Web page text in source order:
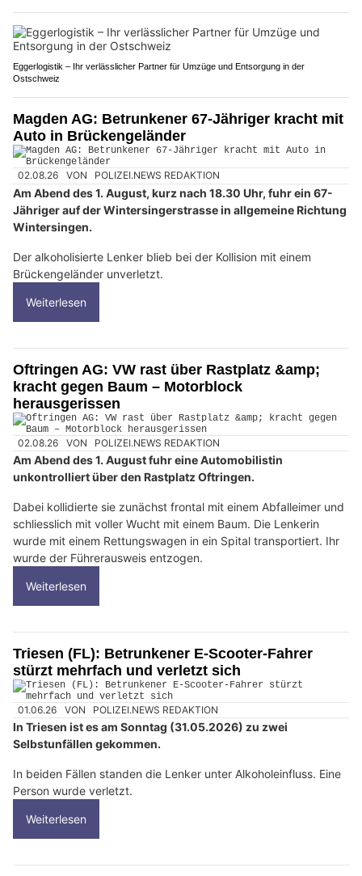
Eggerlogistik – Ihr verlässlicher Partner für Umzüge und Entsorgung in der
Ostschweiz
Magden AG: Betrunkener 67-Jähriger kracht mit
Auto in Brückengeländer
02.08.26 VON POLIZEI.NEWS REDAKTION
Am Abend des 1. August, kurz nach 18.30 Uhr, fuhr ein 67-
Jähriger auf der Wintersingerstrasse in allgemeine Richtung
Wintersingen.
Der alkoholisierte Lenker blieb bei der Kollision mit einem
Brückengeländer unverletzt.
Weiterlesen
Oftringen AG: VW rast über Rastplatz &amp;
kracht gegen Baum – Motorblock
herausgerissen
02.08.26 VON POLIZEI.NEWS REDAKTION
Am Abend des 1. August fuhr eine Automobilistin
unkontrolliert über den Rastplatz Oftringen.
Dabei kollidierte sie zunächst frontal mit einem Abfalleimer und
schliesslich mit voller Wucht mit einem Baum. Die Lenkerin
wurde mit einem Rettungswagen in ein Spital transportiert. Ihr
wurde der Führerausweis entzogen.
Weiterlesen
Triesen (FL): Betrunkener E-Scooter-Fahrer
stürzt mehrfach und verletzt sich
01.06.26 VON POLIZEI.NEWS REDAKTION
In Triesen ist es am Sonntag (31.05.2026) zu zwei
Selbstunfällen gekommen.
In beiden Fällen standen die Lenker unter Alkoholeinfluss. Eine
Person wurde verletzt.
Weiterlesen